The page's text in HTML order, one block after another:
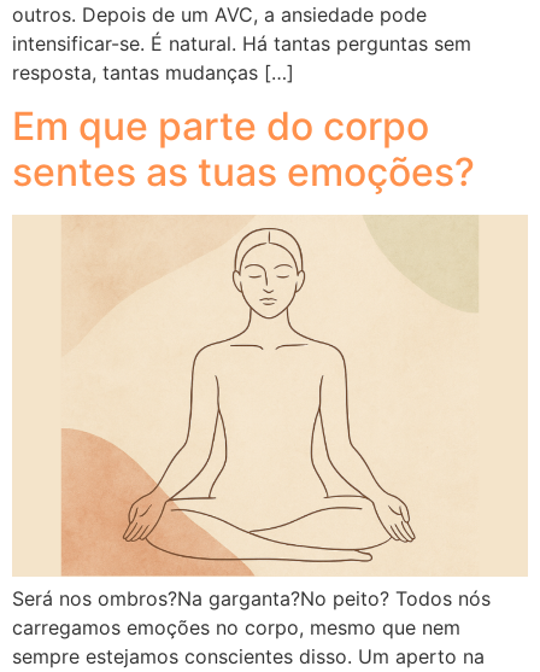
outros. Depois de um AVC, a ansiedade pode
intensificar-se. É natural. Há tantas perguntas sem
resposta, tantas mudanças […]
Em que parte do corpo
sentes as tuas emoções?
Será nos ombros?Na garganta?No peito? Todos nós
carregamos emoções no corpo, mesmo que nem
sempre estejamos conscientes disso. Um aperto na